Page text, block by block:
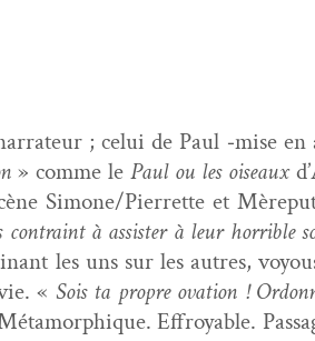
; celui de Paul ‑mise en
» comme le Paul ou les oiseaux
Simone/Pierrette et
con­traint à assis­ter à leur hor­ri­ble
les uns sur les autres,
« Sois ta pro­pre ova­tion !
Effroy­able.